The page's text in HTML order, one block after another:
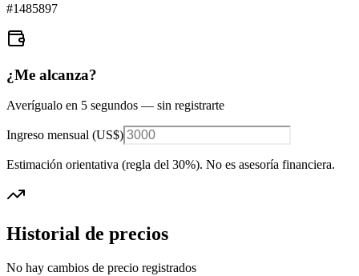
#1485897
¿Me alcanza?
Averígualo en 5 segundos — sin registrarte
Ingreso mensual (US$)
Estimación orientativa (regla del 30%). No es asesoría financiera.
Historial de precios
No hay cambios de precio registrados